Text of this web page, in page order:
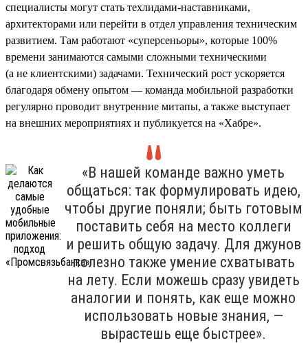
специалисты могут стать техлидами-наставниками,
архитекторами или перейти в отдел управления техническим
развитием. Там работают «суперсеньоры», которые 100%
времени занимаются самыми сложными техническими
(а не клиентскими) задачами. Технический рост ускоряется
благодаря обмену опытом — команда мобильной разработки
регулярно проводит внутренние митапы, а также выступает
на внешних мероприятиях и публикуется на «Хабре».
«В нашей команде важно уметь
общаться: так формулировать идею,
чтобы другие поняли; быть готовым
поставить себя на место коллеги
и решить общую задачу. Для джунов
полезно также умение схватывать
на лету. Если можешь сразу увидеть
аналогии и понять, как еще можно
использовать новые знания, —
вырастешь еще быстрее».